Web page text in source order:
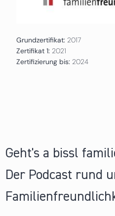
Grundzertifikat: 2017
Zertifikat 1: 2021
Zertifizierung bis: 2024
Geht's a bissl
Der Podcast rund